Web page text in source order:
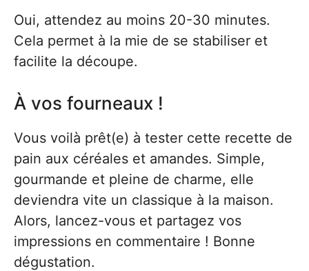
Oui, attendez au moins 20-30 minutes.
Cela permet à la mie de se stabiliser et
facilite la découpe.
À vos fourneaux !
Vous voilà prêt(e) à tester cette recette de
pain aux céréales et amandes. Simple,
gourmande et pleine de charme, elle
deviendra vite un classique à la maison.
Alors, lancez-vous et partagez vos
impressions en commentaire ! Bonne
dégustation.